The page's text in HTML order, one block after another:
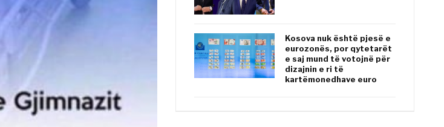
Kosova nuk është pjesë e
eurozonës, por qytetarët
e saj mund të votojnë për
dizajnin e ri të
kartëmonedhave euro